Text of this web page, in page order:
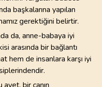
başkalarına yapılan
gerektiğini belirtir.
da, anne-babaya iyi
arasında bir bağlantı
hem de insanlara karşı iyi